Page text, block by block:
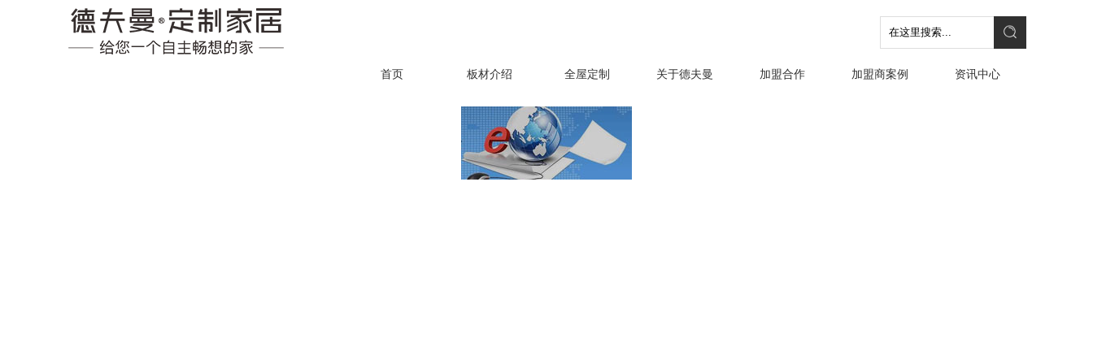
首页 板材介绍 全屋定制 关于德夫曼 加盟合作 加盟商案例 资讯中心